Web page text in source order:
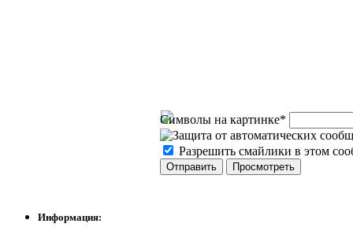
Символы на картинке*
Разрешить смайлики в этом
Информация: